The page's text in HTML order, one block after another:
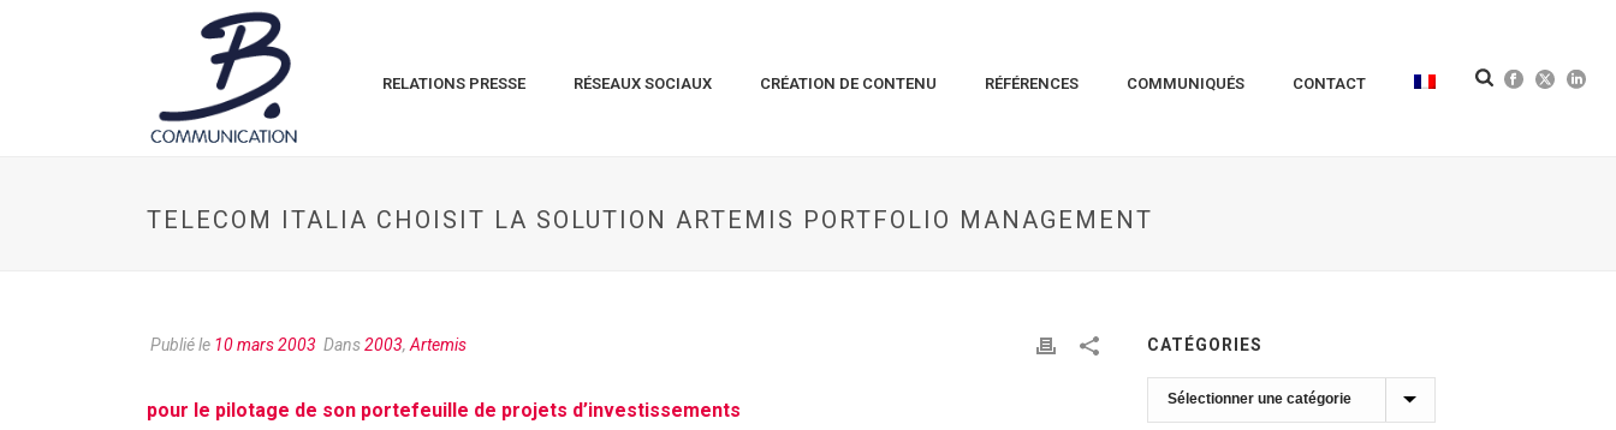
RELATIONS PRESSE RÉSEAUX SOCIAUX CRÉATION DE CONTENU RÉFÉRENCES COMMUNIQUÉS CONTACT
TELECOM ITALIA CHOISIT LA SOLUTION ARTEMIS PORTFOLIO MANAGEMENT
Publié le 10 mars 2003 Dans2003, Artemis
pour le pilotage de son portefeuille de projets d’investissements
CATÉGORIES
Catégories